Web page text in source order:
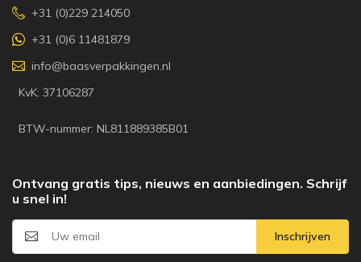
+31 (0)229 214050
+31 (0)6 11481879
info@baasverpakkingen.nl
KvK: 37106287
BTW-nummer: NL811889385B01
Ontvang gratis tips, nieuws en aanbiedingen. Schrijf
u snel in!
Inschrijven